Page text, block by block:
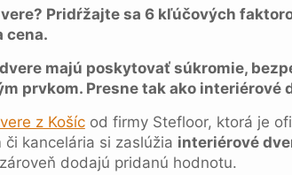
Pridŕžajte sa 6 kľúčových
cena.
majú poskytovať súkromie,
prvkom. Presne tak ako interiérové
z Košícod firmy Stefloor, ktorá je
či kancelária si zaslúžia interiérové
dodajú pridanú hodnotu.